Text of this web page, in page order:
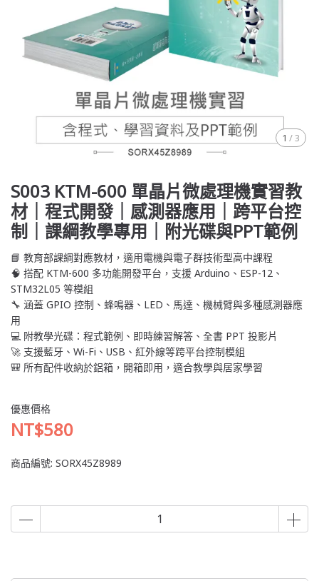
1 /3
S003 KTM-600 單晶片微處理機實習教
材｜程式開發｜感測器應用｜跨平台控
制｜課綱教學專用｜附光碟與PPT範例
📘 教育部課綱對應教材，適用電機與電子群技術型高中課程
🧠 搭配 KTM-600 多功能開發平台，支援 Arduino、ESP-12、
STM32L05 等模組
🔧 涵蓋 GPIO 控制、蜂鳴器、LED、馬達、機械臂與多種感測器應
用
💻 附教學光碟：程式範例、即時練習解答、全書 PPT 投影片
🚀 支援藍牙、Wi-Fi、USB、紅外線等跨平台控制模組
🎒 所有配件收納於鋁箱，開箱即用，適合教學與居家學習
優惠價格
NT$580
商品編號: SORX45Z8989